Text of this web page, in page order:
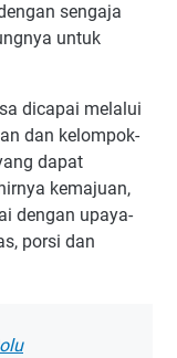
sengaja
untuk
dicapai melalui
dan kelompok-
dapat
kemajuan,
dengan upaya-
porsi dan